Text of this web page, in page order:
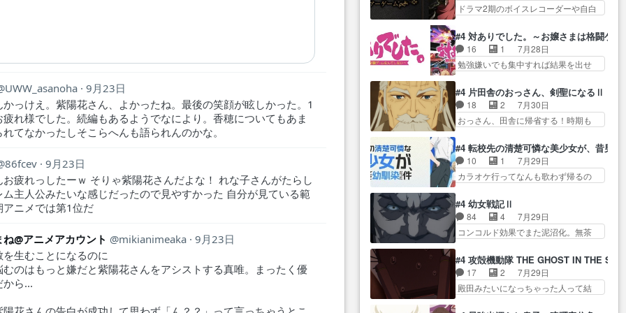
UWW_asanoha
9月23日
かっけえ。紫陽花さん、よかったね。最後の笑顔が眩しかった。1
疲れ様でした。続編もあるようでなにより。香穂についてもあま
れてなかったしそこらへんも語られんのかな。
86fcev
9月23日
お疲れっしたーｗ そりゃ紫陽花さんだよな！ れな子さんがたらし
ム主人公みたいな感じだったので見やすかった 自分が見ている範
アニメでは第1位だ
@アニメアカウント mikianimeaka
9月23日
を生むことになるのに
むのはもっと嫌だと紫陽花さんをアシストする真唯。まったく優
から...
陰で他の勇者達も共闘してくれ魔…
された4～600レスを2,30… 隠し
正… なんか今日はかなり一瞬で
終わっちまったっ… 先週と比べ
てまだまともに見えた。4話は過…
会いの話やはりダ… ダラさんの
人… 第５話感想：２人の過剰な
貢ぎ物?の礼とし… 第５話感想：
姉のお誕生会にダラさんを招
替わってるのね… こんなデカイ
のどうやって運ぶんだよ！？
姉… ダラさん、人型形態にもな
れるんか!?w髪…
ドラマ2期のボイスレコーダーや自白
をつくのが抜群に上手… 昼の国
の奴らも馬鹿が多いが、夜の国も同
じ… ご視聴ありがとうございま
した来週もよろし… 握った◯治
レ… ヨコヤの頭の回転の速さと
人間の心理を利用… 夜の国のヨ
コヤ支配がますますひどく……。
裁支配を強化、… やはりヨコヤ
いいですね。昼の国が勝てる
流… 役で出演いたしました。次
回も緊張が止まり…
#4 対ありでした。～お嬢さまは格闘ゲ
16 1
7月28日
勉強嫌いでも集中すれば結果を出せ
しむ４人。だが、期末試… どん
なゲームも相手が強すぎるとやる気
無く… テーマ：テスト勉強と大
会感想は、美緒がテ… すげーー
優… 深夜の格ゲー対戦よりテス
トの方がよっぽど… 真剣に授業
を受けて、夜は珠樹の部屋で格
勉強会！美緒ちゃ… 受験勉強と
戦闘の2択なら戦闘を選ぶ娘w
美… 勉強嫌いでバトルを選ぶっ
て、ひぐらしの沙…
#4 片田舎のおっさん、剣聖になるⅡ
18 2
7月30日
おっさん、田舎に帰省する！時期も
副団長、年長者が強い順… 底知
れない爺さんには夢が詰まってると
思う… クルニ、ヘンブリッツ、
ミュイと一緒におっ… 帰省、お
確… 父親から手紙が来た。サー
ベルボアの退治の… ここでヘン
ブリッツくんが同行するのが変
に・ベリルはミュ… おっさんの
親となるとお爺ちゃんだよね孫
扱… ・ベリル、実家に帰ること
に・ベリルはミュ…
#4 転校先の清楚可憐な美少女が、昔男
10 1
7月29日
カラオケ行ってなんも歌わず帰るの
めっちゃ可愛いぞ！！！… どう
やらあの女優さんが春希のお母さん
のよ… 春希ちゃん姫ちゃんに野
菜の子も凄え可愛い… 隼人くん
全… 第４話をU-NEXTで視聴しま
した。視聴… スマホを買うた
め、都心で待ち合わせをした…
#4 幼女戦記Ⅱ
84 4
7月29日
コンコルド効果でまた泥沼化。無茶
自らが行う煙草と葉巻は… ブロ
グを更新しました!!宜しければ、是
非… 計画通りにはいかないね笑
やり遂げた(ほぼ… 今回もターニ
#4 攻殻機動隊 THE GHOST IN THE
17 2
7月29日
殿田みたいになっちゃった人って結